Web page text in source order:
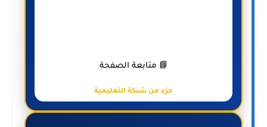
📘 متابعة الصفحة
جزء من شبكة التعليمية